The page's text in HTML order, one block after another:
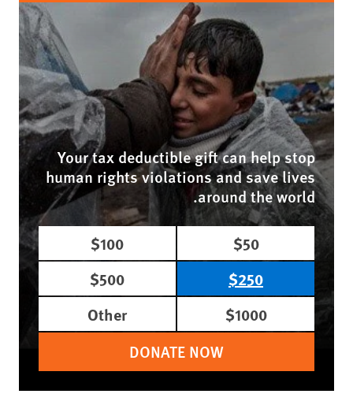
Your tax deductible gift can help stop
human rights violations and save lives
around the world.
$50
$100
$250
$500
$1000
Other
DONATE NOW